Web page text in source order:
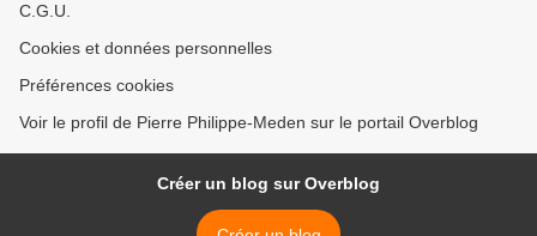
C.G.U.
Cookies et données personnelles
Préférences cookies
Voir le profil de Pierre Philippe-Meden sur le portail Overblog
Créer un blog sur Overblog